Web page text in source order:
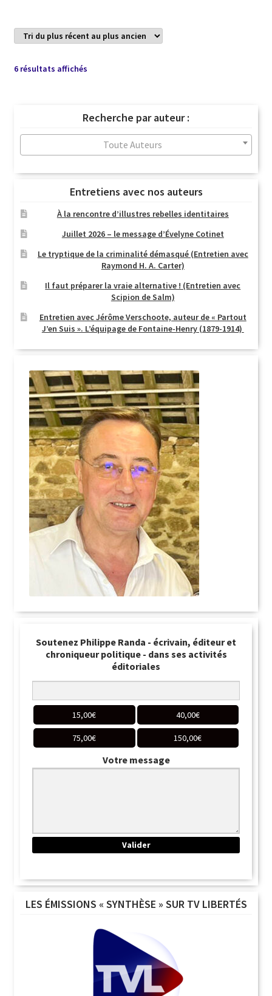
6 résultats affichésTrié
au
plus
ancien
Recherche par auteur :
Toute Auteurs
Entretiens avec nos auteurs
À la rencontre d’illustres rebelles identitaires
Juillet 2026 – le message d’Évelyne Cotinet
Le tryptique de la criminalité démasqué (Entretien avec
Raymond H. A. Carter)
Il faut préparer la vraie alternative ! (Entretien avec
Scipion de Salm)
Entretien avec Jérôme Verschoote, auteur de « Partout
J’en Suis ». L’équipage de Fontaine-Henry (1879-1914)
Soutenez Philippe Randa - écrivain, éditeur et
chroniqueur politique - dans ses activités
éditoriales
15,00€ 40,00€
75,00€ 150,00€
Votre message
LES ÉMISSIONS « SYNTHÈSE » SUR TV LIBERTÉS